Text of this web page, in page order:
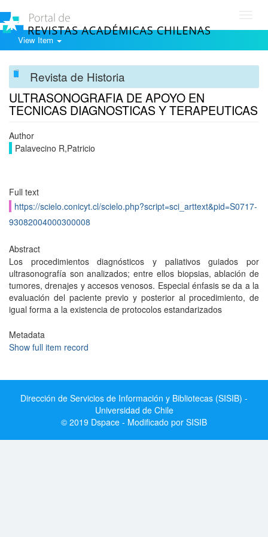
View Item
Revista de Historia
ULTRASONOGRAFIA DE APOYO EN
TECNICAS DIAGNOSTICAS Y TERAPEUTICAS
Author
Palavecino R,Patricio
Full text
https://scielo.conicyt.cl/scielo.php?script=sci_arttext&pid=S0717-
93082004000300008
Abstract
Los procedimientos diagnósticos y paliativos guiados por
ultrasonografía son analizados; entre ellos biopsias, ablación de
tumores, drenajes y accesos venosos. Especial énfasis se da a la
evaluación del paciente previo y posterior al procedimiento, de
igual forma a la existencia de protocolos estandarizados
Metadata
Show full item record
Dirección de Servicios de Información y Bibliotecas (SISIB) -
Universidad de Chile
© 2019 Dspace - Modificado por SISIB